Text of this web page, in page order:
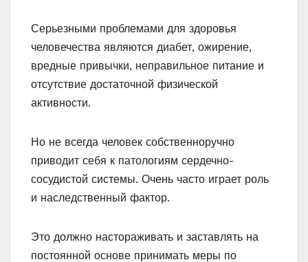
Серьезными проблемами для здоровья
человечества являются диабет, ожирение,
вредные привычки, неправильное питание и
отсутствие достаточной физической
активности.
Но не всегда человек собственноручно
приводит себя к патологиям сердечно-
сосудистой системы. Очень часто играет роль
и наследственный фактор.
Это должно настораживать и заставлять на
постоянной основе принимать меры по